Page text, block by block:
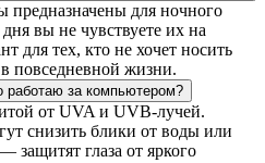
предназначены для ночного
вы не чувствуете их на
для тех, кто не хочет носить
повседневной жизни.
работаю за компьютером?
от UVA и UVB-лучей.
снизить блики от воды или
защитят глаза от яркого